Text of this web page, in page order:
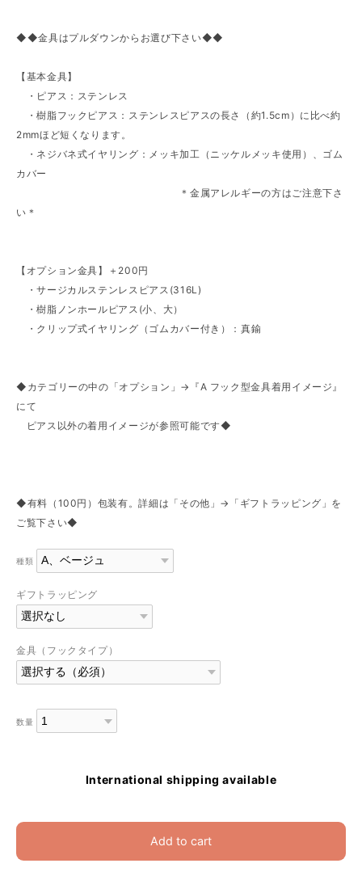
◆◆金具はプルダウンからお選び下さい◆◆
【基本金具】
・ピアス：ステンレス
・樹脂フックピアス：ステンレスピアスの長さ（約1.5cm）に比べ約
2mmほど短くなります。
・ネジバネ式イヤリング：メッキ加工（ニッケルメッキ使用）、ゴム
カバー
＊金属アレルギーの方はご注意下さ
い＊
【オプション金具】＋200円
・サージカルステンレスピアス(316L)
・樹脂ノンホールピアス(小、大）
・クリップ式イヤリング（ゴムカバー付き）：真鍮
◆カテゴリーの中の「オプション」→『A フック型金具着用イメージ』
にて
ピアス以外の着用イメージが参照可能です◆
◆有料（100円）包装有。詳細は「その他」→「ギフトラッピング」を
ご覧下さい◆
種類
ギフトラッピング
金具（フックタイプ）
数量
International shipping available
Add to cart